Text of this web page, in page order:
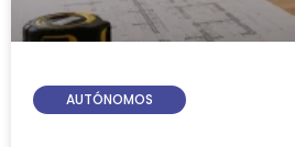
AUTÓNOMOS